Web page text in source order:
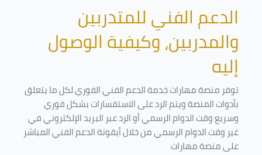
الدعم الفني للمتدربين
والمدربين، وكيفية الوصول
إليه
توفر منصة مهارات خدمة الدعم الفني الفوري لكل ما يتعلق
بأدوات المنصة ويتم الرد على الاستفسارات بشكل فوري
وسريع وقت الدوام الرسمي أو الرد عبر البريد الإلكتروني في
غير وقت الدوام الرسمي من خلال أيقونة الدعم الفني المباشر
على منصة مهارات